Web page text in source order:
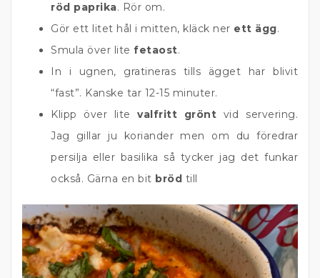
röd paprika. Rör om.
Gör ett litet hål i mitten, kläck ner ett ägg.
Smula över lite fetaost.
In i ugnen, gratineras tills ägget har blivit
“fast”. Kanske tar 12-15 minuter.
Klipp över litevalfritt grönt vid servering.
Jag gillar ju koriander men om du föredrar
persilja eller basilika så tycker jag det funkar
också. Gärna en bit bröd till